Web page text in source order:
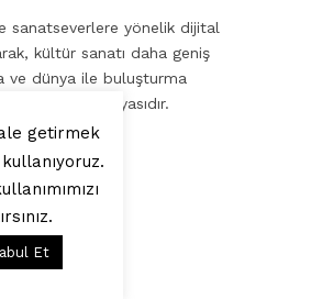
sanatseverlere yönelik dijital
kültür sanatı daha geniş
ve dünya ile buluşturma
internet medyasıdır.
getirmek
Et